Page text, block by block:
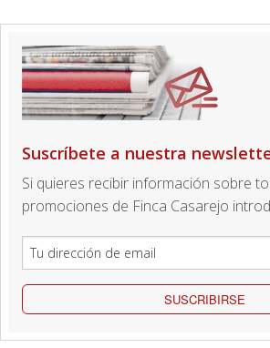
Suscríbete a nuestra
Si quieres recibir información sobre
promociones de Finca Casarejo
SUSCRIBIRSE